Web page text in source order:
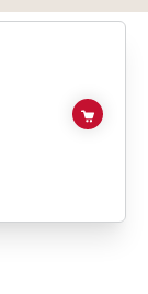
details page
ADD